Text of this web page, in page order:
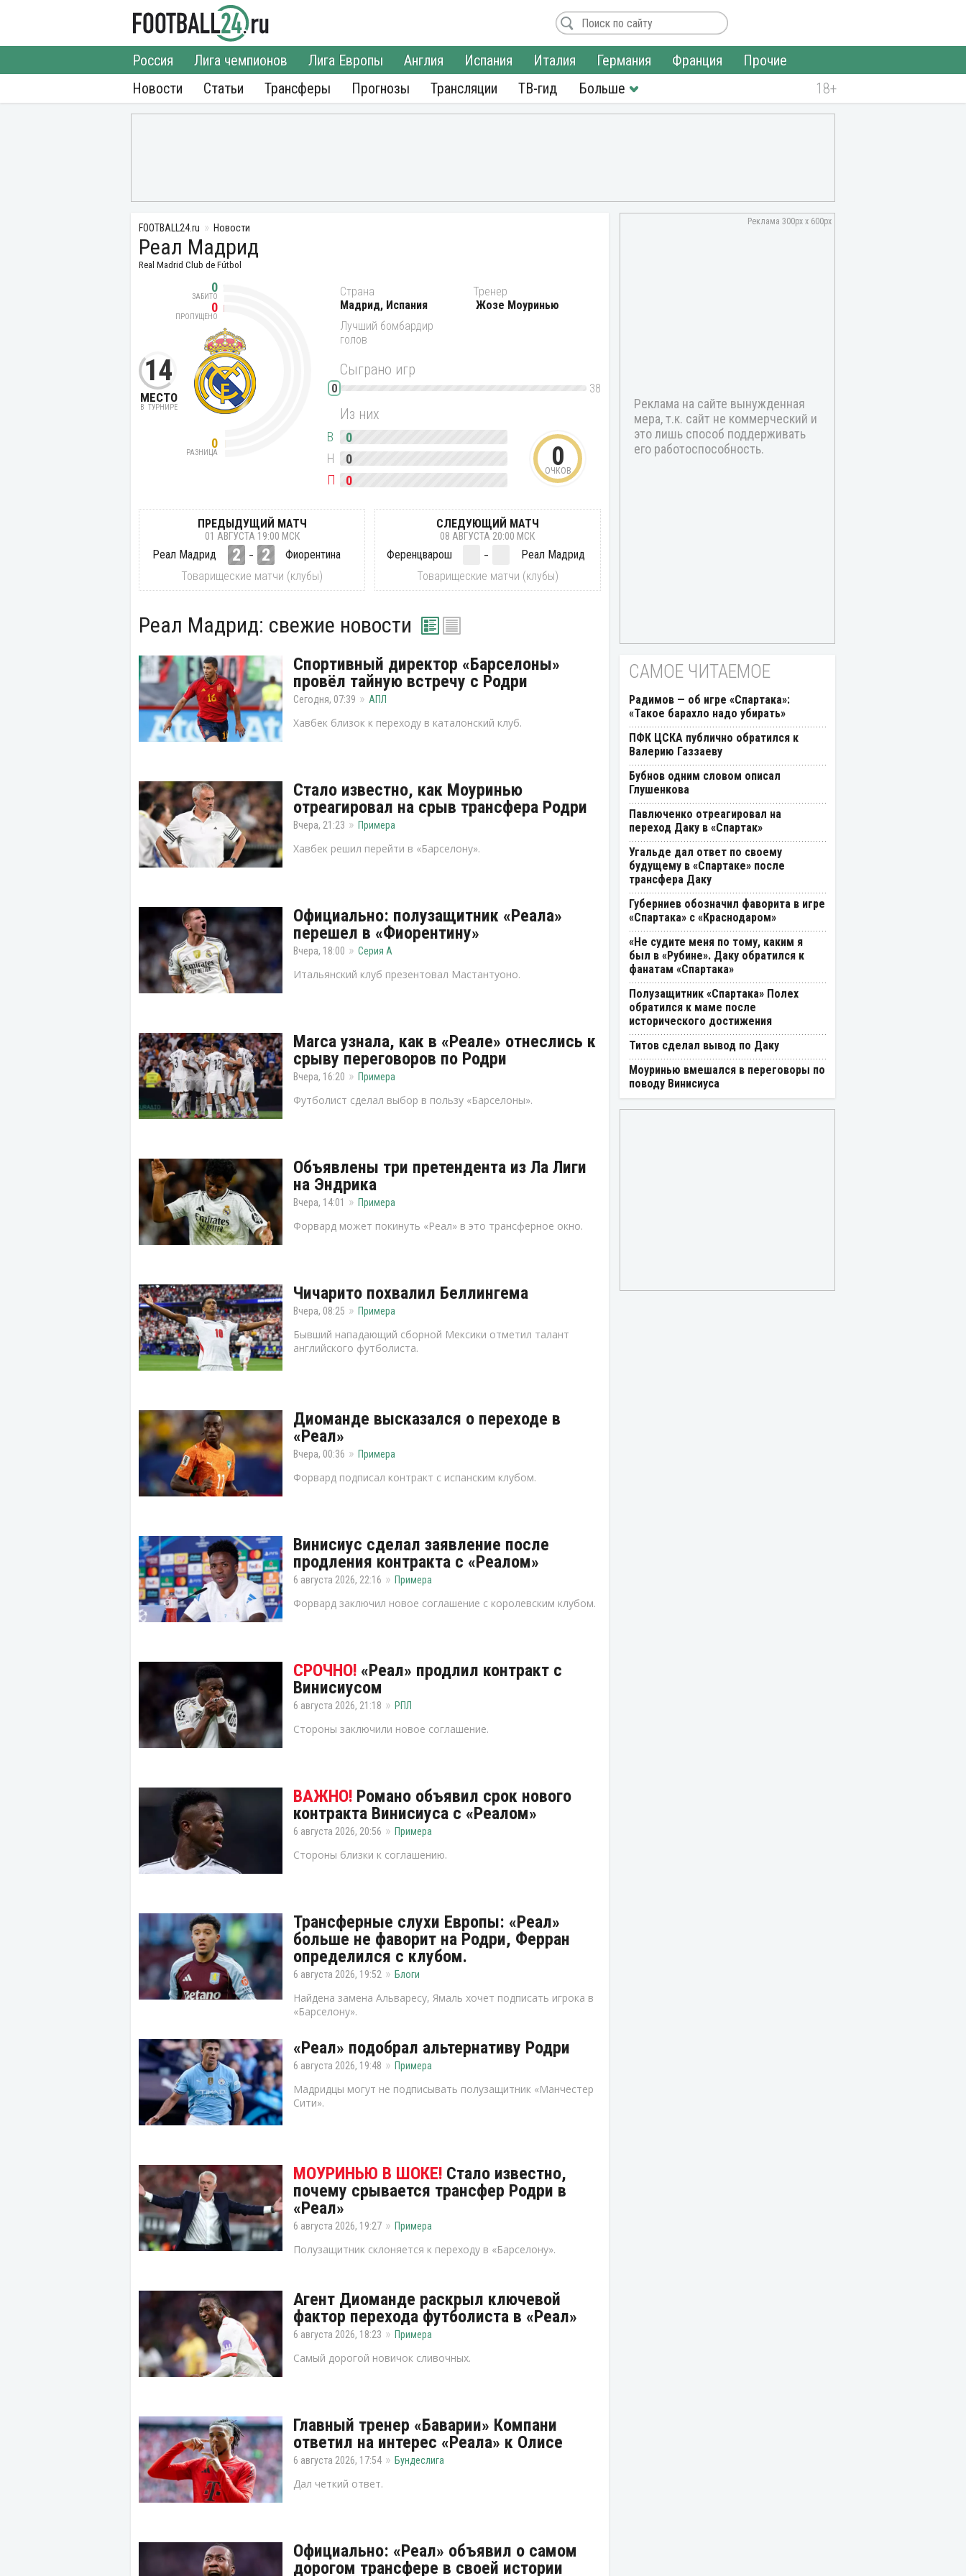
Новости
Россия Лига чемпионов Лига Европы Англия Испания Италия Германия Франция
Прочие
Статьи
Трансферы Прогнозы Трансляции ТВ-гид
FOOTBALL24.ru Новости
Реал Мадрид
Real Madrid Club de Fútbol
14
МЕСТО
В ТУРНИРЕ
0
ПРОПУЩЕНО
0
РАЗНИЦА
0
ЗАБИТО
Страна
Мадрид, Испания
Тренер
Жозе Моуринью
Лучший бомбардир
голов
Сыграно игр
0 38
0
Из них
В
0
Н
0
П
0
0
ОЧКОВ
ПРЕДЫДУЩИЙ МАТЧ
01 АВГУСТА 19:00 МСК
Реал Мадрид 2 - 2
Фиорентина
Товарищеские матчи (клубы)
СЛЕДУЮЩИЙ МАТЧ
08 АВГУСТА 20:00 МСК
Ференцварош -
Реал Мадрид
Товарищеские матчи (клубы)
Реал Мадрид: свежие новости
Спортивный директор «Барселоны»
провёл тайную встречу с Родри
Сегодня, 07:39 АПЛ
Хавбек близок к переходу в каталонский клуб.
Стало известно, как Моуринью
отреагировал на срыв трансфера Родри
Вчера, 21:23 Примера
Хавбек решил перейти в «Барселону».
Официально: полузащитник «Реала»
перешел в «Фиорентину»
Вчера, 18:00 Серия А
Итальянский клуб презентовал Мастантуоно.
Marca узнала, как в «Реале» отнеслись к
срыву переговоров по Родри
Вчера, 16:20 Примера
Футболист сделал выбор в пользу «Барселоны».
Объявлены три претендента из Ла Лиги
на Эндрика
Вчера, 14:01 Примера
Форвард может покинуть «Реал» в это трансферное окно.
Чичарито похвалил Беллингема
Вчера, 08:25 Примера
Бывший нападающий сборной Мексики отметил талант
английского футболиста.
Диоманде высказался о переходе в
«Реал»
Вчера, 00:36 Примера
Форвард подписал контракт с испанским клубом.
Винисиус сделал заявление после
продления контракта с «Реалом»
6 августа 2026, 22:16 Примера
Форвард заключил новое соглашение с королевским клубом.
«Реал» продлил контракт с
Винисиусом
6 августа 2026, 21:18 РПЛ
Стороны заключили новое соглашение.
Романо объявил срок нового
контракта Винисиуса с «Реалом»
6 августа 2026, 20:56 Примера
Стороны близки к соглашению.
Трансферные слухи Европы: «Реал»
больше не фаворит на Родри, Ферран
определился с клубом.
6 августа 2026, 19:52 Блоги
Найдена замена Альваресу, Ямаль хочет подписать игрока в
«Барселону».
«Реал» подобрал альтернативу Родри
6 августа 2026, 19:48 Примера
Мадридцы могут не подписывать полузащитник «Манчестер
Сити».
Стало известно,
почему срывается трансфер Родри в
«Реал»
6 августа 2026, 19:27 Примера
Полузащитник склоняется к переходу в «Барселону».
Агент Диоманде раскрыл ключевой
фактор перехода футболиста в «Реал»
6 августа 2026, 18:23 Примера
Самый дорогой новичок сливочных.
Главный тренер «Баварии» Компани
ответил на интерес «Реала» к Олисе
6 августа 2026, 17:54 Бундеслига
Дал четкий ответ.
Официально: «Реал» объявил о самом
дорогом трансфере в своей истории
САМОЕ ЧИТАЕМОЕ
Радимов — об игре «Спартака»:
«Такое барахло надо убирать»
ПФК ЦСКА публично обратился к
Валерию Газзаеву
Бубнов одним словом описал
Глушенкова
Павлюченко отреагировал на
переход Даку в «Спартак»
Угальде дал ответ по своему
будущему в «Спартаке» после
трансфера Даку
Губерниев обозначил фаворита в игре
«Спартака» с «Краснодаром»
«Не судите меня по тому, каким я
был в «Рубине». Даку обратился к
фанатам «Спартака»
Полузащитник «Спартака» Полех
обратился к маме после
исторического достижения
Титов сделал вывод по Даку
Моуринью вмешался в переговоры по
поводу Винисиуса